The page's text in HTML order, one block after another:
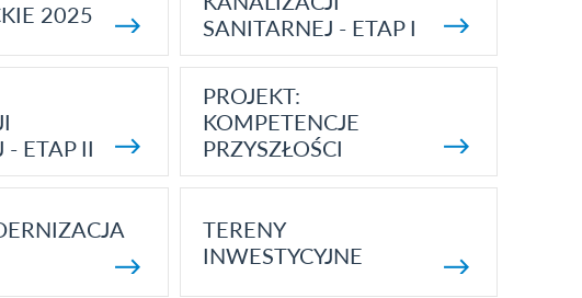
2025
SANITARNEJ - ETAP I
- ETAP II
PROJEKT:
KOMPETENCJE
PRZYSZŁOŚCI
TERENY
INWESTYCYJNE